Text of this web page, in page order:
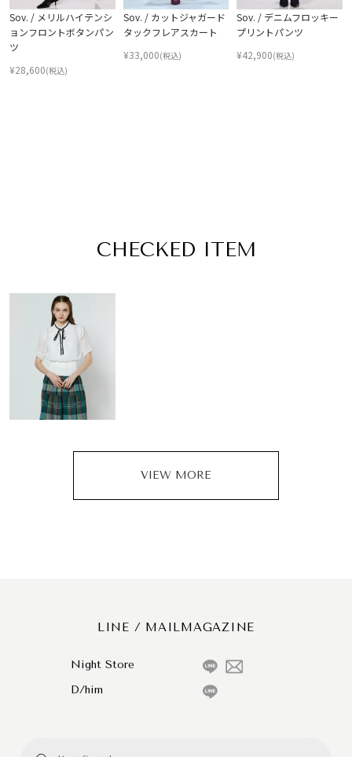
Sov. / メリルハイテンシ
ョンフロントボタンパン
ツ
¥28,600(税込)
Sov. / カットジャガード
タックフレアスカート
¥33,000(税込)
Sov. / デニムフロッキー
プリントパンツ
¥42,900(税込)
CHECKED ITEM
VIEW MORE
LINE / MAILMAGAZINE
Night Store
D/him